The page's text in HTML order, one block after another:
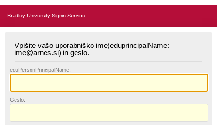
Bradley University Signin Service
Vpišite vašo uporabniško ime(eduprincipalName:
ime@arnes.si) in geslo.
eduPersonPrincipalName:
Geslo: